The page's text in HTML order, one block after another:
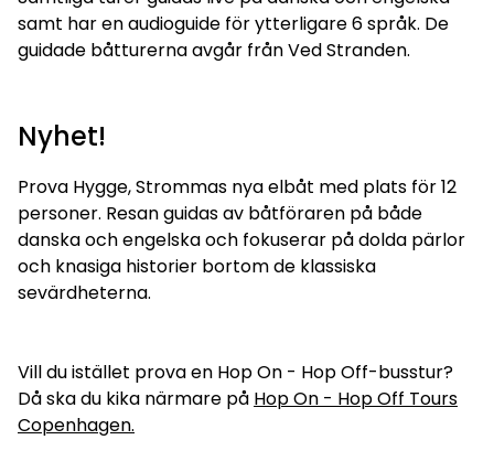
samt har en audioguide för ytterligare 6 språk. De
guidade båtturerna avgår från Ved Stranden.
Nyhet!
Prova Hygge, Strommas nya elbåt med plats för 12
personer. Resan guidas av båtföraren på både
danska och engelska och fokuserar på dolda pärlor
och knasiga historier bortom de klassiska
sevärdheterna.
Vill du istället prova en Hop On - Hop Off-busstur?
Då ska du kika närmare på Hop On - Hop Off Tours
Copenhagen.